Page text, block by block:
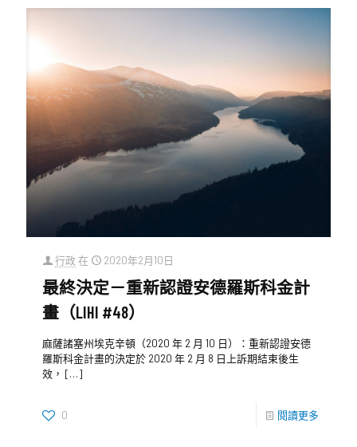
行政在 2020年2月10日
最終決定－重新認證安德羅斯科金計
畫（LIHI #48）
麻薩諸塞州埃克辛頓（2020 年 2 月 10 日）：重新認證安德
羅斯科金計畫的決定於 2020 年 2 月 8 日上訴期結束後生
效， […]
0 閱讀更多